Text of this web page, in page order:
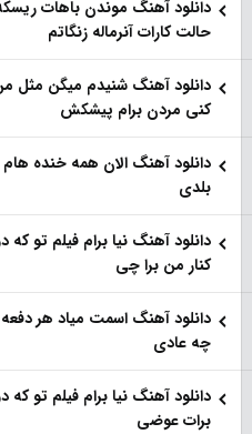
دانلود آهنگ موندن باهات
حالت کارات آنرماله زنگاتم
دانلود آهنگ شنیدم میگن مثل
کنی مردن برام پیشکش
دانلود آهنگ الان همه خنده
بلدی
دانلود آهنگ نیا برام فیلم تو‌
کنار من برا چی
دانلود آهنگ اسمت میاد هر
چه عادی
دانلود آهنگ نیا برام فیلم تو‌
برات عوضی